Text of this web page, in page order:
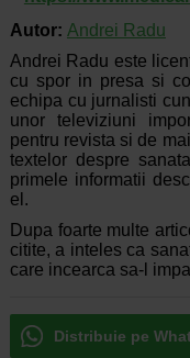
Autor: Andrei Radu
Andrei Radu este
cu spor in presa si
echipa cu jurnalisti
unor televiziuni
pentru revista si de
textelor despre
primele informatii
el.
Dupa foarte multe
citite, a inteles ca
care incearca sa-l
Distribuie pe